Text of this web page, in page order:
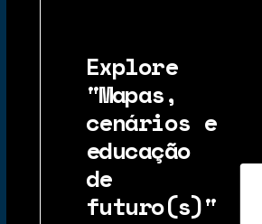
Explore
"Mapas,
cenários e
educação
de
futuro(s)"